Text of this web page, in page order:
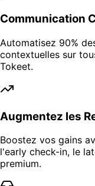
Communication
Automatisez 90%
contextuelles sur
Tokeet.
Augmentez les
Boostez vos gains
l'early check-in, le
premium.